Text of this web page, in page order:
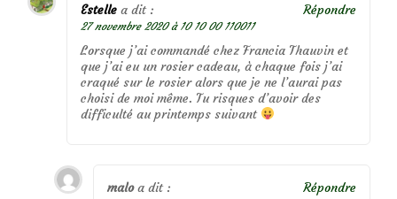
Estelle a dit :
27 novembre 2020 à 10 10 00 110011
Lorsque j’ai commandé chez Francia Thauvin et
que j’ai eu un rosier cadeau, à chaque fois j’ai
craqué sur le rosier alors que je ne l’aurai pas
choisi de moi même. Tu risques d’avoir des
difficulté au printemps suivant
Répondre
malo a dit : Répondre